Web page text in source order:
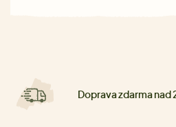
Doprava zdarma nad